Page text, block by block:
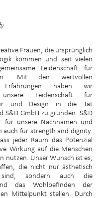
Frauen, die ursprünglich
kommen und seit vielen
Leidenschaft für
Mit den wertvollen
Erfahrungen haben wir
unsere Leidenschaft für
und Design in die Tat
S&D GmbH zu gründen. S&D
unsere Nachnamen und
auch für strength and dignity.
jeder Raum das Potenzial
Wirkung auf die Menschen
nutzen. Unser Wunsch ist es,
die nicht nur ästhetisch
sind, sondern auch die
das Wohlbefinden der
Mittelpunkt stellen. Durch